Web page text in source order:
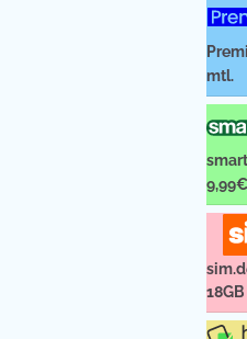
mtl.